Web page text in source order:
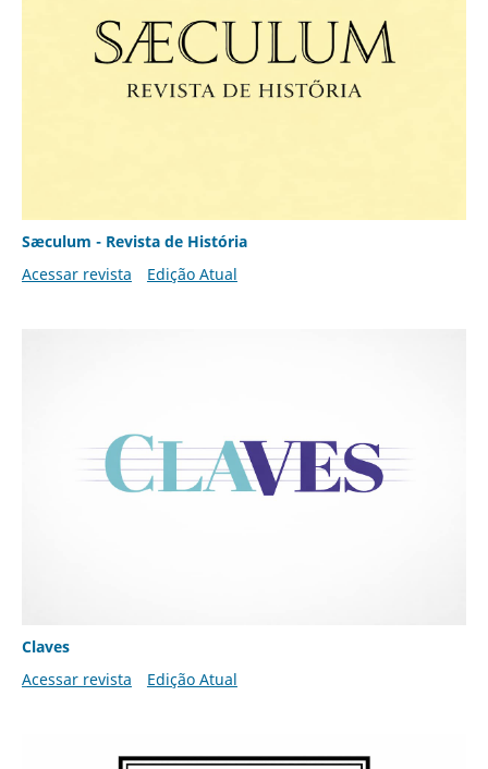
Sæculum - Revista de História
Acessar revista
Edição Atual
Claves
Acessar revista
Edição Atual